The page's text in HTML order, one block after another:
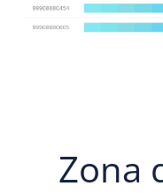
Zona